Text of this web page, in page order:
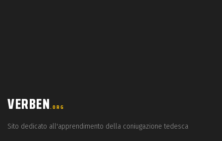
VERBEN.ORG
Sito dedicato all'apprendimento della coniugazione tedesca